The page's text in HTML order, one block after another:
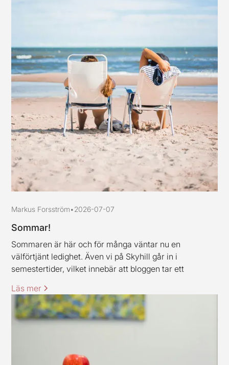
Markus Forsström•2026-07-07
Sommar!
Sommaren är här och för många väntar nu en
välförtjänt ledighet. Även vi på Skyhill går in i
semestertider, vilket innebär att bloggen tar ett
mina kollegor vill rikta ett varmt tack till alla kunder och
samarbetspartners för den här våren, stort tack för ert
förtroende.
Läs mer